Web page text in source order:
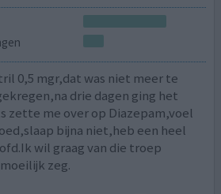
0,5 mgr,dat was niet meer te
drie dagen ging het
zette me over op Diazepam,voel
bijna niet,heb een heel
wil graag van die troep
zeg.